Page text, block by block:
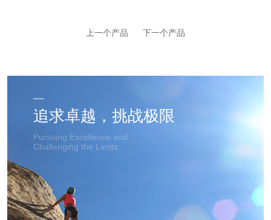
上一个产品 下一个产品
追求卓越，挑战极限
Pursuing Excellence and
Challenging the Limits